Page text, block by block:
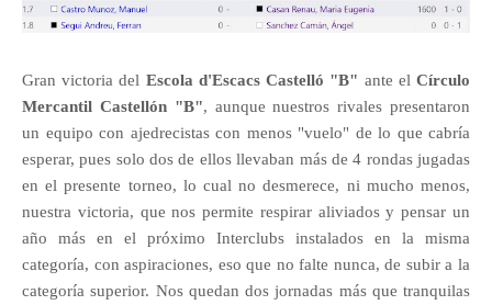
Gran victoria del Escola d'Escacs Castelló "B" ante elCírculo
Mercantil Castellón "B", aunque nuestros rivales presentaron
un equipo con ajedrecistas con menos "vuelo" de lo que cabría
esperar, pues solo dos de ellos llevaban más de 4 rondas jugadas
en el presente torneo, lo cual no desmerece, ni mucho menos,
nuestra victoria, que nos permite respirar aliviados y pensar un
año más en el próximo Interclubs instalados en la misma
categoría, con aspiraciones, eso que no falte nunca, de subir a la
categoría superior. Nos quedan dos jornadas más que tranquilas